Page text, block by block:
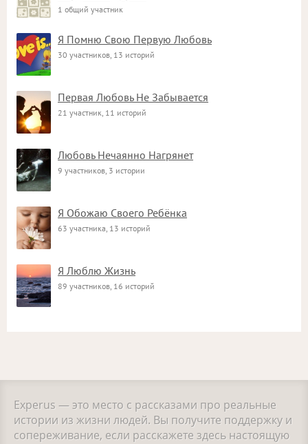
1 общий участник
Я Помню Свою Первую Любовь
30 участников, 13 историй
Первая Любовь Не Забывается
21 участник, 11 историй
Любовь Нечаянно Нагрянет
9 участников, 3 истории
Я Обожаю Своего Ребёнка
63 участника, 13 историй
Я Люблю Жизнь
89 участников, 16 историй
Experus — это место с рассказами про реальные
истории из жизни людей. Вы получите поддержку и
сопереживание, если расскажете здесь настоящую